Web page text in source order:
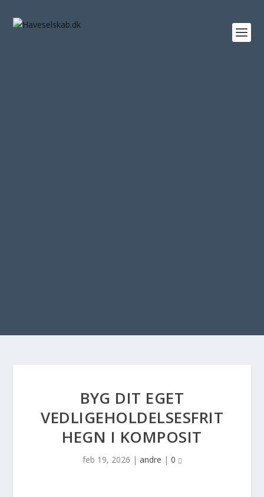
BYG DIT EGET
VEDLIGEHOLDELSESFRIT
HEGN I KOMPOSIT
feb 19, 2026 | andre | 0